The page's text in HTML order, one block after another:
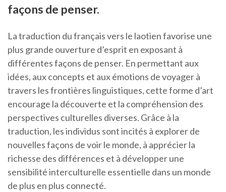
façons de penser.
La traduction du français vers le laotien favorise une
plus grande ouverture d’esprit en exposant à
différentes façons de penser. En permettant aux
idées, aux concepts et aux émotions de voyager à
travers les frontières linguistiques, cette forme d’art
encourage la découverte et la compréhension des
perspectives culturelles diverses. Grâce à la
traduction, les individus sont incités à explorer de
nouvelles façons de voir le monde, à apprécier la
richesse des différences et à développer une
sensibilité interculturelle essentielle dans un monde
de plus en plus connecté.